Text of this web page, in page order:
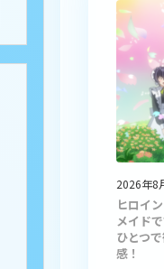
2026年8
ヒロイ
メイド
ひとつ
感！